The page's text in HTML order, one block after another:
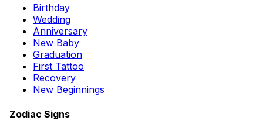
Birthday
Wedding
Anniversary
New Baby
Graduation
First Tattoo
Recovery
New Beginnings
Zodiac Signs